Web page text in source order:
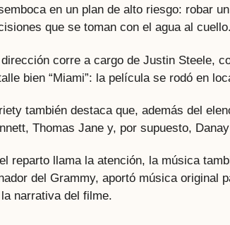
en un plan de alto riesgo: robar
que se toman con el agua al cuello.
corre a cargo de Justin Steele,
bien “Miami”: la película se rodó en
también destaca que, además del
Thomas Jane y, por supuesto,
reparto llama la atención, la música
del Grammy, aportó música original
narrativa del filme.